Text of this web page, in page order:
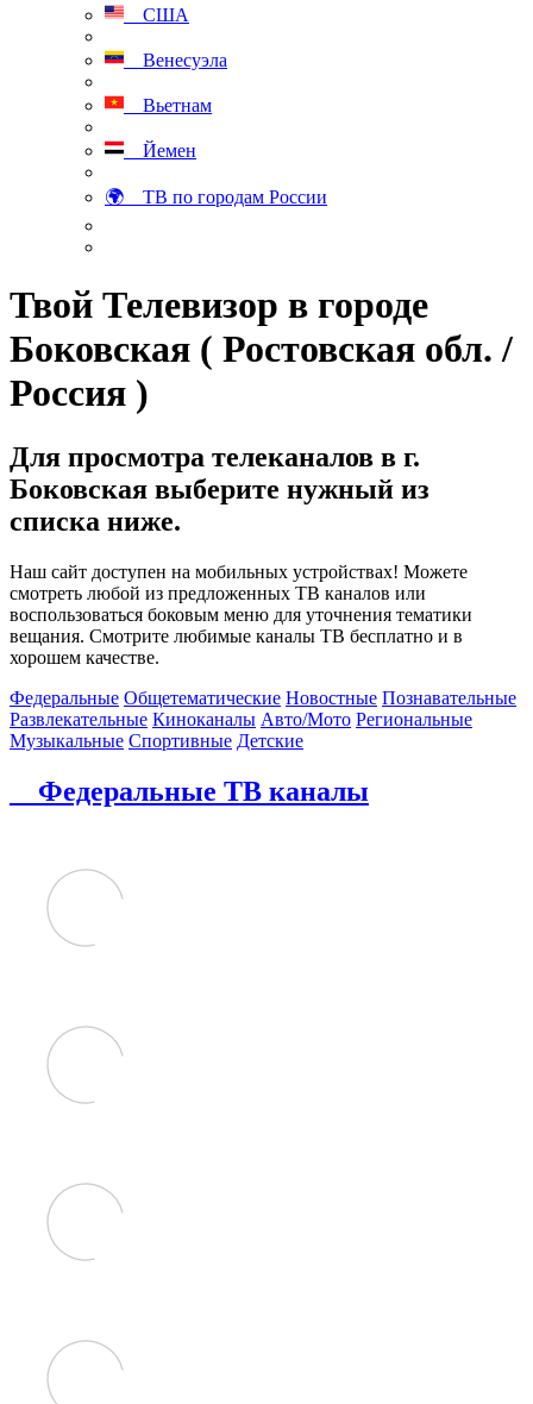
США
Венесуэла
Вьетнам
Йемен
🌍 ТВ по городам России
Твой Телевизор в городе
Боковская ( Ростовская обл. /
Россия )
Для просмотра телеканалов в г.
Боковская выберите нужный из
списка ниже.
Наш сайт доступен на мобильных устройствах! Можете
смотреть любой из предложенных ТВ каналов или
воспользоваться боковым меню для уточнения тематики
вещания. Смотрите любимые каналы ТВ бесплатно и в
хорошем качестве.
Федеральные Общетематические Новостные Познавательные
Развлекательные Киноканалы Авто/Мото Региональные
Музыкальные Спортивные Детские
Федеральные ТВ каналы